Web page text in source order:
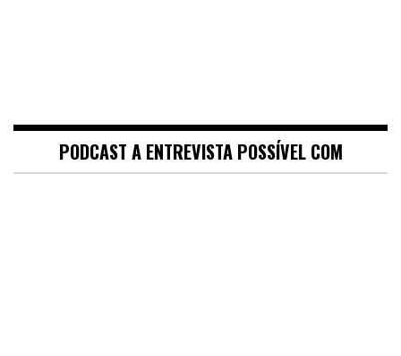
PODCAST A ENTREVISTA POSSÍVEL COM